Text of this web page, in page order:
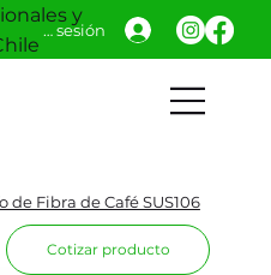
y
Iniciar sesión
Fibra de Café SUS106
Cotizar producto